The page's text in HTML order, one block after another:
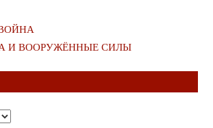
И ВООРУЖЁННЫЕ СИЛЫ